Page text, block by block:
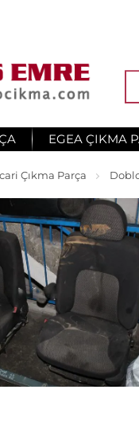
EGEA ÇIKMA
Çıkma Parça